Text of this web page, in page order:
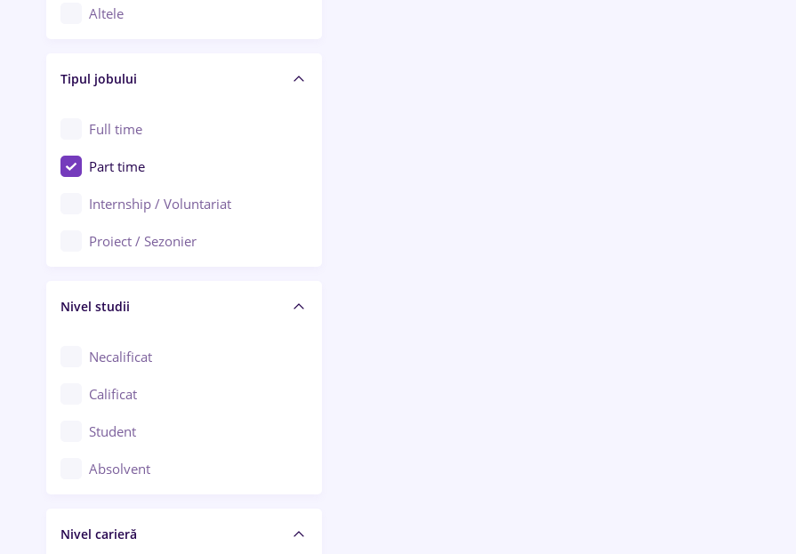
Arad
Baia Mare
Bârlad
Bistrița (Bistrița-Năsăud)
Altele
Asigurări
Au pair / Babysitter / Curățenie
Audit / Consultanță
Auto / Echipamente
Automatizări
Cercetare - dezvoltare
Chimie / Biochimie
Confecții / Design vestimentar
Construcții / Instalații
Controlul calității
Educație / Training / Arte
Tipul jobului
Full time
Part time
Internship / Voluntariat
Proiect / Sezonier
Nivel studii
Necalificat
Calificat
Student
Absolvent
Nivel carieră